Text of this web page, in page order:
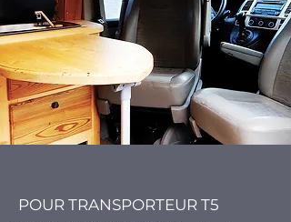
POUR TRANSPORTEUR T5